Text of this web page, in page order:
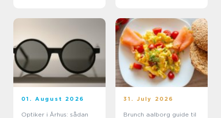
01. August 2026
Optiker i Århus: sådan
31. July 2026
Brunch aalborg guide til